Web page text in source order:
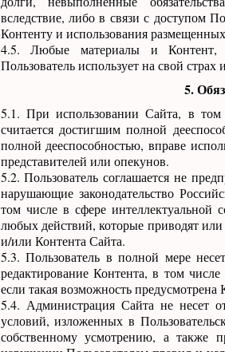
вследствие, либо в связи с доступом
Контенту и использования
4.5. Любые материалы и Контент,
Пользователь использует на свой страх
5.
5.1. При использовании Сайта, в
считается достигшим полной
полной дееспособностью, вправе
представителей или опекунов.
5.2. Пользователь соглашается не
нарушающие законодательство
том числе в сфере интеллектуальной
любых действий, которые приводят
и/или Контента Сайта.
5.3. Пользователь в полной мере
редактирование Контента, в том
если такая возможность предусмотрена
5.4. Администрация Сайта не несет
условий, изложенных в
собственному усмотрению, а